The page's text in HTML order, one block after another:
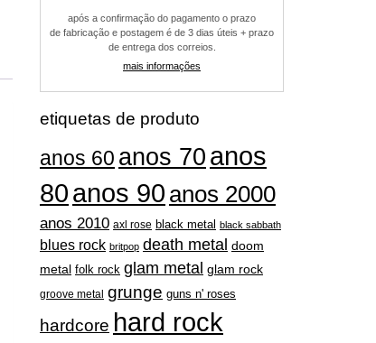
após a confirmação do pagamento o prazo
de fabricação e postagem é de 3 dias úteis + prazo
de entrega dos correios.
mais informações
etiquetas de produto
anos 60 anos 70 anos
80anos 90 anos 2000
anos 2010 axl rose black metal black sabbath
blues rock britpop death metal doom
metal folk rock glam metal glam rock
groove metal grunge guns n' roses
hardcore hard rock